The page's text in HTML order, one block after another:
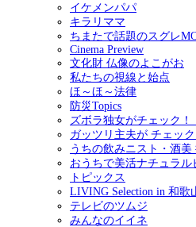
イケメンパパ
キラリママ
ちまたで話題のスグレ
Cinema Preview
文化財 仏像のよこがお
私たちの視線と始点
ほ～ほ～法律
防災Topics
ズボラ独女がチェック
ガッツリ主夫が チェッ
うちの飲みニスト・酒美
おうちで美活ナチュラ
トピックス
LIVING Selection in 和歌
テレビのツムジ
みんなのイイネ